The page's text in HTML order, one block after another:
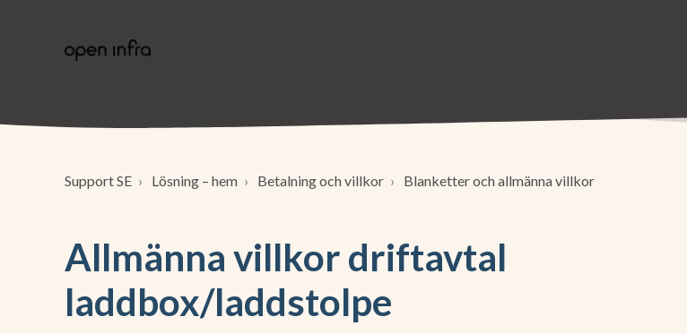
Support SE Lösning – hem Betalning och villkor Blanketter och allmänna villkor
Allmänna villkor driftavtal
laddbox/laddstolpe